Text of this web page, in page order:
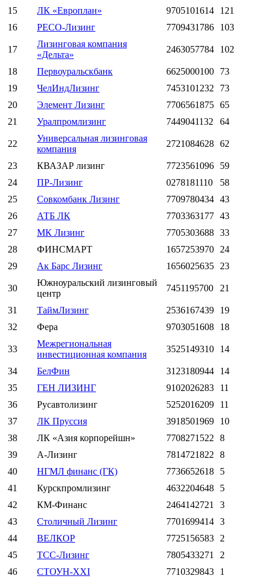
15
ЛК «Европлан» 9705101614
121
16
РЕСО-Лизинг 7709431786 103
17
Лизинговая компания
«Дельта»
2463057784 102
18 Первоуральскбанк 6625000100
73
19
ЧелИндЛизинг 7453101232
73
20
Элемент Лизинг 7706561875 65
21
Уралпромлизинг 7449041132 64
22
Универсальная лизинговая
компания
2721084628 62
23 КВАЗАР лизинг 7723561096
59
24
ПР-Лизинг 0278181110
58
25
Совкомбанк Лизинг 7709780434 43
26
АТБ ЛК 7703363177 43
27
МК Лизинг 7705303688 33
28
ФИНСМАРТ 1657253970 24
29
Ак Барс Лизинг 1656025635 23
30
Южноуральский лизинговый
центр
7451195700 21
31 ТаймЛизинг 2536167439
19
32
Фера 9703051608 18
33
Межрегиональная
инвестиционная компания
3525149310 14
34 БелФин 3123180944
14
35
ГЕН ЛИЗИНГ 9102026283
11
36
Русавтолизинг 5252016209
11
37
ЛК Пруссия 3918501969
10
38
ЛК «Азия корпорейшн» 7708271522 8
39
А-Лизинг 7814721822 8
40
НГМЛ финанс (ГК) 7736652618
5
41
Курскпромлизинг 4632204648
5
42
КМ-Финанс 2464142721
3
43
Столичный Лизинг 7701699414 3
44
ВЕЛКОР 7725156583 2
45
ТСС-Лизинг 7805433271
2
46
СТОУН-XXI 7710329843
1